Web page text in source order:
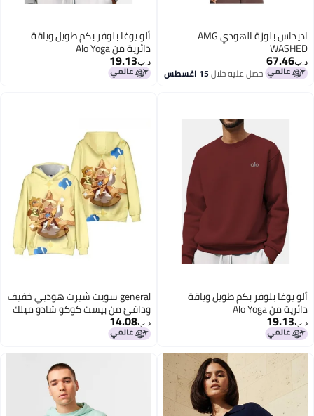
اديداس بلوزة الهودي AMG
WASHED
د.ب‏67.46
احصل عليه خلال15 اغسطس
ألو يوغا بلوفر بكم طويل وياقة
دائرية من Alo Yoga
د.ب‏19.13
ألو يوغا بلوفر بكم طويل وياقة
دائرية من Alo Yoga
د.ب‏19.13
general سويت شيرت هوديي خفيف
ودافئ من بيست كوكو شادو ميلك
كوكو، ملابس خريف وشتاء
د.ب‏14.08